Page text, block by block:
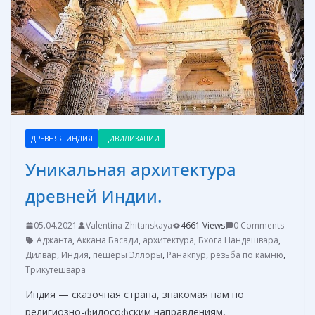
k er и
т
ь
ДРЕВНЯЯ ИНДИЯ ЦИВИЛИЗАЦИИ
Уникальная архитектура
древней Индии.
05.04.2021 Valentina Zhitanskaya 4661 Views
0 Comments
Аджанта, Аккана Басади, архитектура, Бхога Нандешвара,
Дилвар, Индия, пещеры Эллоры, Ранакпур, резьба по камню,
Трикутешвара
Индия — сказочная страна, знакомая нам по
религиозно-философским направлениям,